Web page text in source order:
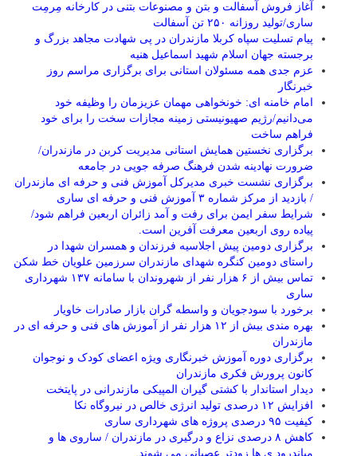
آغاز فروش آسفالت و بتن و مصنوعات بتنی در کارخانه مِرمِت
ساری/تولید روزانه ۲۵۰ تن آسفالت
پیام تسلیت سپاه کربلا مازندران در پی شهادت مجاهد بزرگ و
برجسته جهان اسلام شهید اسماعیل هنیه
عزم جدی همه مسئولان استانی برای برگزاری مراسم روز
خبرنگار
امام خامنه ای: خونخواهی مهمان عزیزمان را وظیفه خود
می‌دانیم/رژیم صهیونیستی زمینه مجازات سخت را برای خود
فراهم ساخت
برگزاری نخستین همایش استانی مدیریت کربن در مازندران/
ضرورت نهادینه شدن فرهنگ صرفه جویی در جامعه
برگزاری نشست خبری مدیرکل آموزش فنی و حرفه ای مازندران
/ بازدید از مرکز شماره ۳ آموزش فنی و حرفه ای ساری
شرایط سفر ایمن برای رفت و آمد زائران اربعین فراهم شود/
پیاده روی اربعین معرفت آفرین است.
برگزاری دومین پیش اجلاسیه فرزندان و همسران شهدا در
راستای دومین کنگره شهدای مازندران سرزمین علویان خط شکن
تماس بیش از ۶ هزار نفر از شهروندان با سامانه ۱۳۷ شهرداری
ساری
برخورد با سودجویان و واسطه گران بازار صادرات خاویار
بهره مندی بیش از ۱۲ هزار نفر از آموزش های فنی و حرفه ای در
مازندران
برگزاری دوره آموزش خبرنگاری ویژه اعضای کودک و نوجوان
کانون پرورش فکری مازندران
دیدار استاندار با کشتی گیران المپیکی مازندرانی در پایتخت
افزایش ۱۲ درصدی تولید انرژی خالص در نیروگاه نکا
کیفیت ۹۵ درصدی پروژه های شهرداری ساری
کاهش ۸ درصدی نزاع و درگیری در مازندران / ساروی ها و
میاندرود ی ها زودتر عصبانی می شوند.